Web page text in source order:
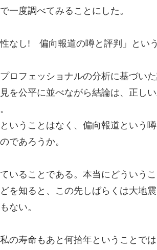
一度調べてみることにした。
なし ! 偏向報道の噂と評判」とい
プロフェッショナルの分析に基づい
を公平に並べながら結論は、正し
いうことはなく、偏向報道という
であろうか。
ることである。本当にどういうこ
を知ると、この先しばらくは大地
ない。
の寿命もあと何拾年ということで